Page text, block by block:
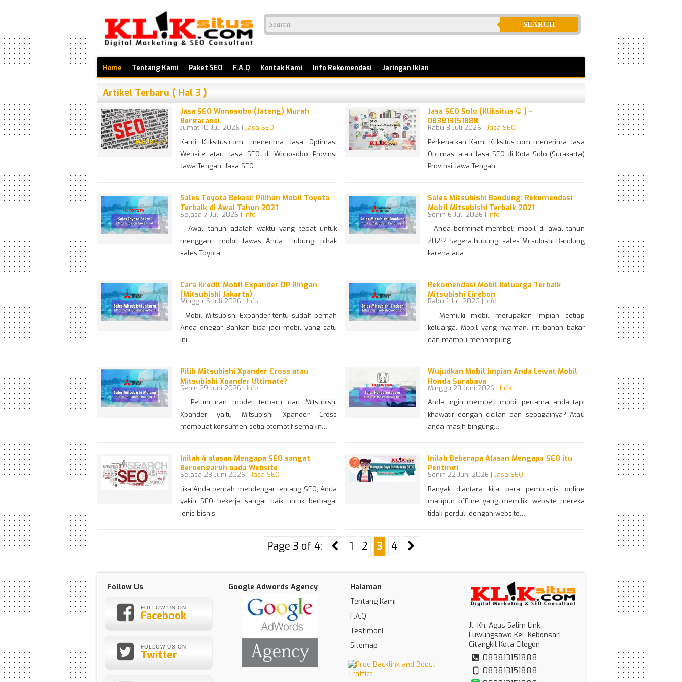
SEARCH
Home Tentang Kami Paket SEO F.A.Q Kontak Kami Info Rekomendasi Jaringan Iklan
Artikel Terbaru ( Hal 3 )
Jasa SEO Wonosobo (Jateng) Murah
Bergaransi
Jumat 10 Juli 2026 | Jasa SEO
Kami Kliksitus.com, menerima Jasa Optimasi
Website atau Jasa SEO di Wonosobo Provinsi
Jawa Tengah, Jasa SEO…
Jasa SEO Solo [Kliksitus © ] –
083813151888
Rabu 8 Juli 2026 | Jasa SEO
Perkenalkan Kami Kliksitus.com menerima Jasa
Optimasi atau Jasa SEO di Kota Solo (Surakarta)
Provinsi Jawa Tengah,…
Sales Toyota Bekasi: Pilihan Mobil Toyota
Terbaik di Awal Tahun 2021
Selasa 7 Juli 2026 | Info
Awal tahun adalah waktu yang tepat untuk
mengganti mobil lawas Anda. Hubungi pihak
sales Toyota…
Sales Mitsubishi Bandung: Rekomendasi
Mobil Mitsubishi Terbaik 2021
Senin 6 Juli 2026 | Info
Anda berminat membeli mobil di awal tahun
2021? Segera hubungi sales Mitsubishi Bandung
karena ada…
Cara Kredit Mobil Expander DP Ringan
(Mitsubishi Jakarta)
Minggu 5 Juli 2026 | Info
Mobil Mitsubishi Expander tentu sudah pernah
Anda dnegar. Bahkan bisa jadi mobil yang satu
ini…
Rekomendasi Mobil Keluarga Terbaik
Mitsubishi Cirebon
Rabu 1 Juli 2026 | Info
Memiliki mobil merupakan impian setiap
keluarga. Mobil yang nyaman, irit bahan bakar
dan mampu menampung…
Pilih Mitsubishi Xpander Cross atau
Mitsubishi Xpander Ultimate?
Senin 29 Juni 2026 | Info
Peluncuran model terbaru dari Mitsubishi
Xpander yaitu Mitsubishi Xpander Cross
membuat konsumen setia otomotif semakin…
Wujudkan Mobil Impian Anda Lewat Mobil
Honda Surabaya
Minggu 28 Juni 2026 | Info
Anda ingin membeli mobil pertama anda tapi
khawatir dengan cicilan dan sebagainya? Atau
anda masih bingung…
Inilah 4 alasan Mengapa SEO sangat
Berpengaruh pada Website
Selasa 23 Juni 2026 | Jasa SEO
Jika Anda pernah mendengar tentang SEO, Anda
yakin SEO bekerja sangat baik untuk berbagai
jenis bisnis…
Inilah Beberapa Alasan Mengapa SEO itu
Penting!
Senin 22 Juni 2026 | Jasa SEO
Banyak diantara kita para pembisnis online
maupun offline yang memiliki website mereka
tidak perduli dengan website…
Page 3 of 4: 1 2 3 4
Follow Us
FOLLOW US ON
Facebook
FOLLOW US ON
Twitter
Google Adwords Agency
Halaman
Tentang Kami
F.A.Q
Testimoni
Sitemap
Jl. Kh. Agus Salim Link.
Luwungsawo Kel. Kebonsari
Citangkil Kota Cilegon
083813151888
083813151888